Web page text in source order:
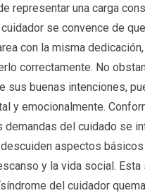
representar una carga
se convence de
con la misma
correctamente. No
sus buenas intenciones,
y emocionalmente.
demandas del cuidado se
aspectos
y la vida social. Esta
del cuidador